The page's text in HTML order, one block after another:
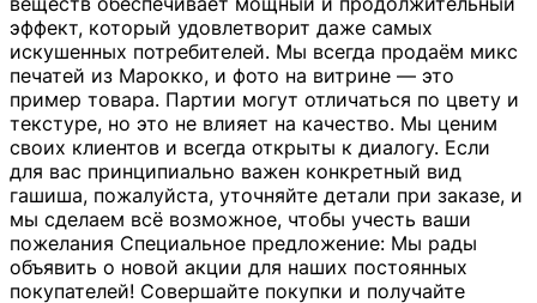
эффект, который удовлетворит даже самых
искушенных потребителей. Мы всегда продаём микс
печатей из Марокко, и фото на витрине — это
пример товара. Партии могут отличаться по цвету и
текстуре, но это не влияет на качество. Мы ценим
своих клиентов и всегда открыты к диалогу. Если
для вас принципиально важен конкретный вид
гашиша, пожалуйста, уточняйте детали при заказе, и
мы сделаем всё возможное, чтобы учесть ваши
пожелания Специальное предложение: Мы рады
объявить о новой акции для наших постоянных
покупателей! Совершайте покупки и получайте